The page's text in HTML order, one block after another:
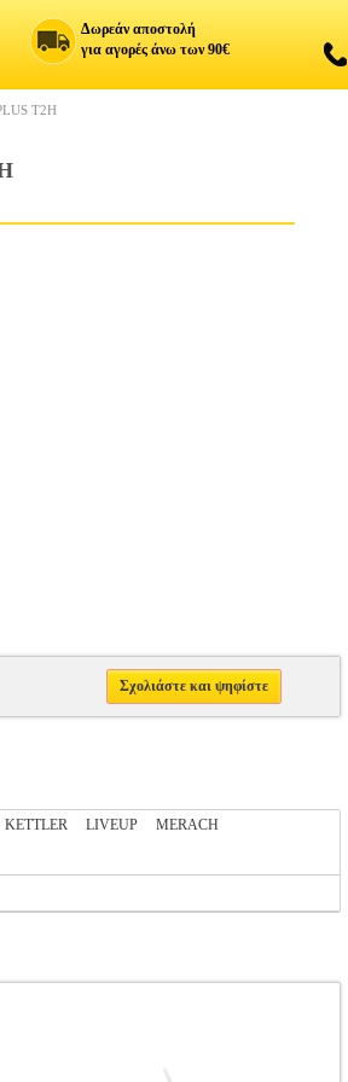
Δωρεάν αποστολή
για αγορές άνω των 90€
T2H
Σχολιάστε και ψηφίστε
KETTLER LIVEUP
MERACH